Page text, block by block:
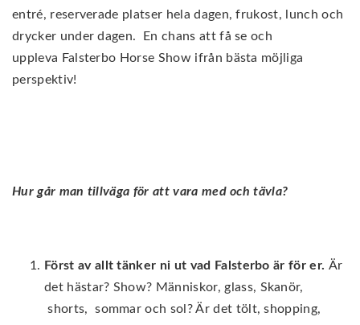
entré, reserverade platser hela dagen, frukost, lunch och
drycker under dagen. En chans att få se och
uppleva Falsterbo Horse Show ifrån bästa möjliga
perspektiv!
Hur går man tillväga för att vara med och tävla?
Först av allt tänker ni ut vad Falsterbo är för er. Är
det hästar? Show? Människor, glass, Skanör,
shorts, sommar och sol? Är det tölt, shopping,